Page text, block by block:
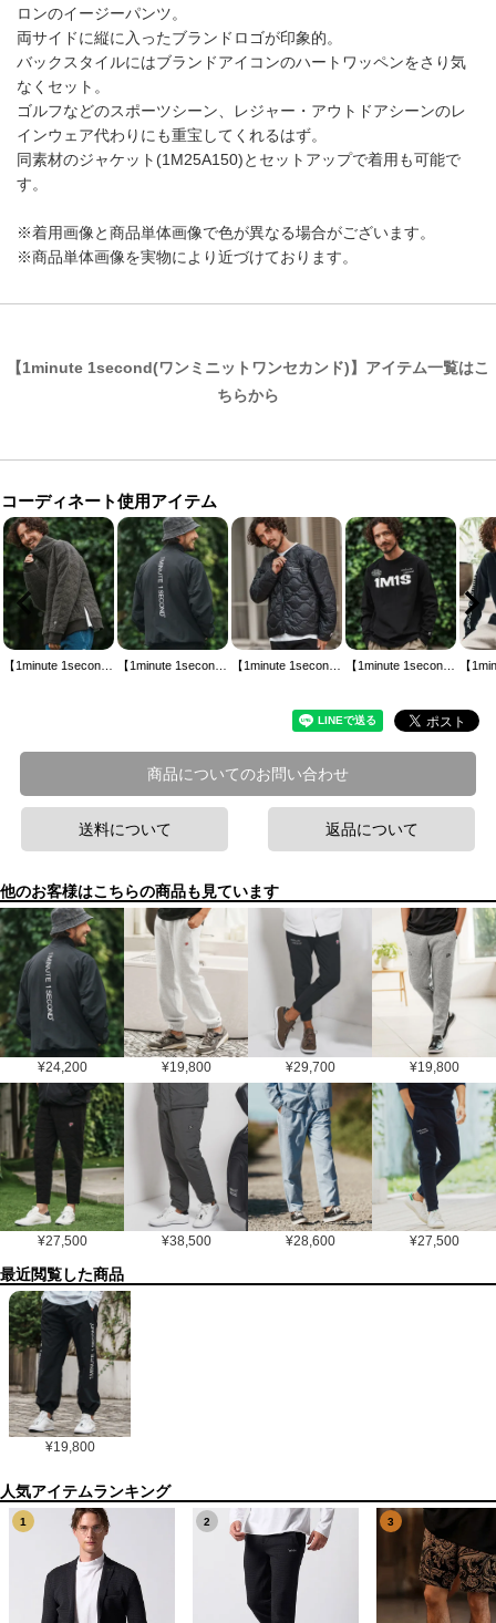
ロンのイージーパンツ。
両サイドに縦に入ったブランドロゴが印象的。
バックスタイルにはブランドアイコンのハートワッペンをさり気
なくセット。
ゴルフなどのスポーツシーン、レジャー・アウトドアシーンのレ
インウェア代わりにも重宝してくれるはず。
同素材のジャケット(1M25A150)とセットアップで着用も可能で
す。
※着用画像と商品単体画像で色が異なる場合がございます。
※商品単体画像を実物により近づけております。
【1minute 1second(ワンミニットワンセカンド)】アイテム一覧はこ
ちらから
コーディネート使用アイテム
商品についてのお問い合わせ
送料について 返品について
他のお客様はこちらの商品も見ています
¥24,200 ¥19,800 ¥29,700 ¥19,800
¥27,500 ¥38,500 ¥28,600 ¥27,500
最近閲覧した商品
¥19,800
1 2 3